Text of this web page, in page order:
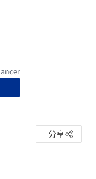
分享